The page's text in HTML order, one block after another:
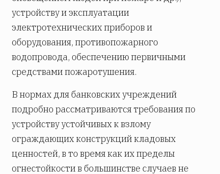
устройству и эксплуатации
электротехнических приборов и
оборудования, противопожарного
водопровода, обеспечению первичными
средствами пожаротушения.
В нормах для банковских учреждений
подробно рассматриваются требования по
устройству устойчивых к взлому
ограждающих конструкций кладовых
ценностей, в то время как их пределы
огнестойкости в большинстве случаев не